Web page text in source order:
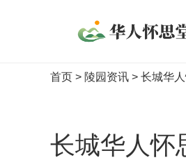
首页 > 陵园资讯 > 长城华
长城华人怀